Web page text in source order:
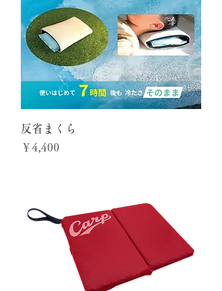
反省まくら
価格
￥4,400